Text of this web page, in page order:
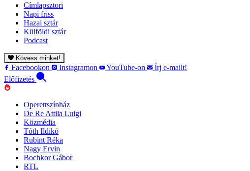
Címlapsztori
Napi friss
Hazai sztár
Külföldi sztár
Podcast
Kövess minket!
Facebookon Instagramon YouTube-on
Írj e-mailt!
Előfizetés
Operettszínház
De Re Attila Luigi
Közmédia
Tóth Ildikó
Rubint Réka
Nagy Ervin
Bochkor Gábor
RTL